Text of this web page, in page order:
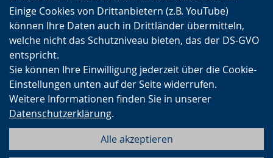
Einige Cookies von Drittanbietern (z.B. YouTube)
können Ihre Daten auch in Drittländer übermitteln,
welche nicht das Schutzniveau bieten, das der DS-GVO
entspricht.
Sie können Ihre Einwilligung jederzeit über die Cookie-
Einstellungen unten auf der Seite widerrufen.
Weitere Informationen finden Sie in unserer
Datenschutzerklärung.
Alle akzeptieren